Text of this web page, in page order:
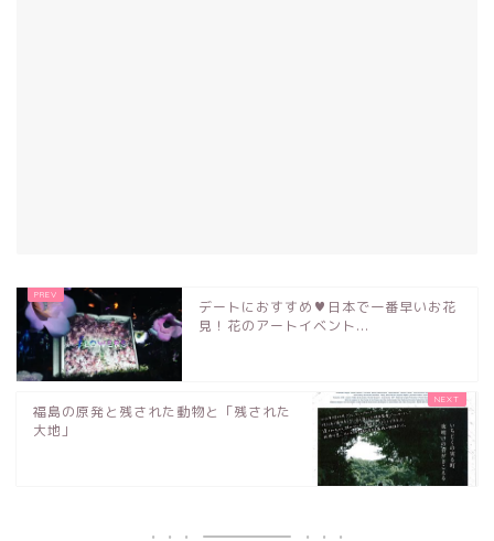
デートにおすすめ♥日本で一番早いお花
見！花のアートイベント...
福島の原発と残された動物と「残された
大地」